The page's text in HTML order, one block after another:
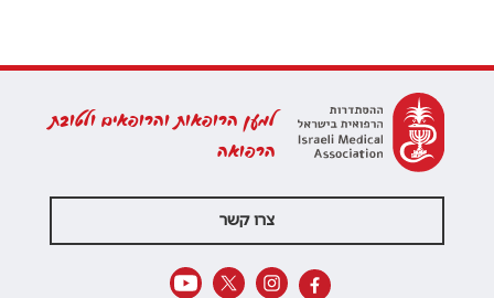
למען הרופאות והרופאים ולטובת
הרפואה
צרו קשר